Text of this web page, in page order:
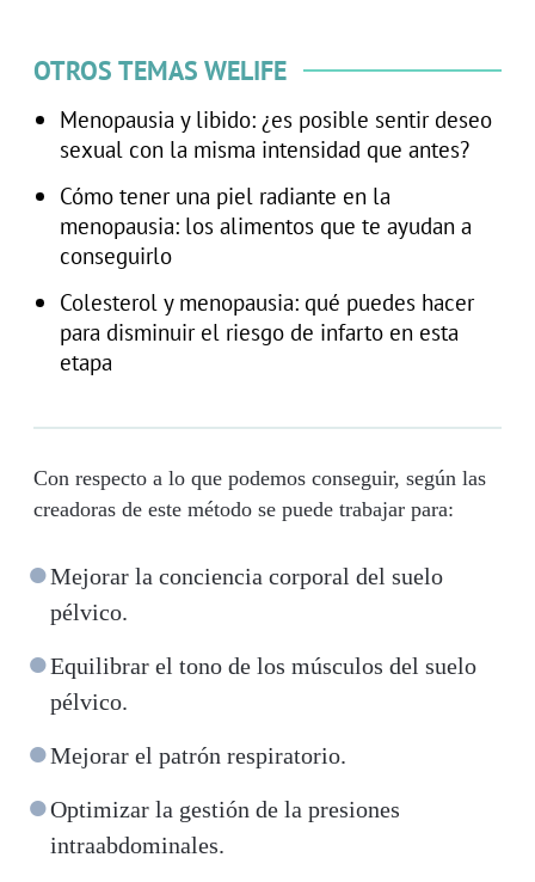
OTROS TEMAS WELIFE
Menopausia y libido: ¿es posible sentir deseo
sexual con la misma intensidad que antes?
Cómo tener una piel radiante en la
menopausia: los alimentos que te ayudan a
conseguirlo
Colesterol y menopausia: qué puedes hacer
para disminuir el riesgo de infarto en esta
etapa
Con respecto a lo que podemos conseguir, según las
creadoras de este método se puede trabajar para:
Mejorar la conciencia corporal del suelo
pélvico.
Equilibrar el tono de los músculos del suelo
pélvico.
Mejorar el patrón respiratorio.
Optimizar la gestión de la presiones
intraabdominales.